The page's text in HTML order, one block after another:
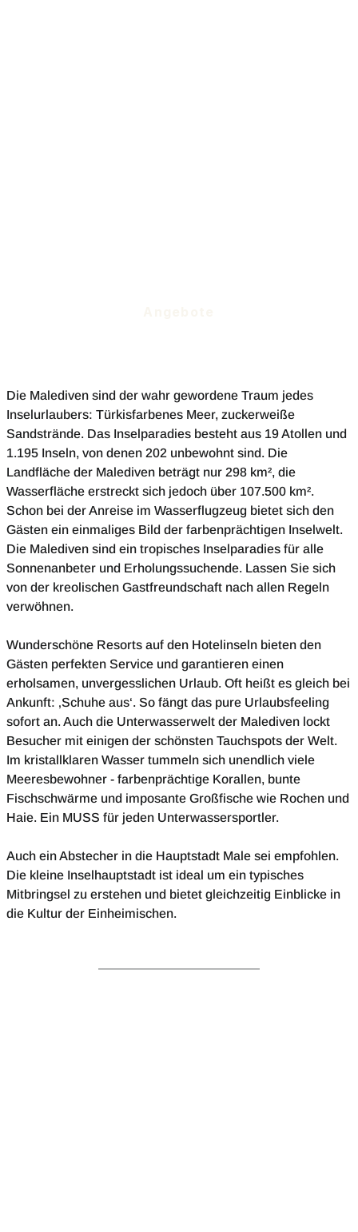
Die Malediven sind der wahr gewordene Traum jedes
Inselurlaubers: Türkisfarbenes Meer, zuckerweiße
Sandstrände. Das Inselparadies besteht aus 19 Atollen und
1.195 Inseln, von denen 202 unbewohnt sind. Die
Landfläche der Malediven beträgt nur 298 km², die
Wasserfläche erstreckt sich jedoch über 107.500 km².
Schon bei der Anreise im Wasserflugzeug bietet sich den
Gästen ein einmaliges Bild der farbenprächtigen Inselwelt.
Die Malediven sind ein tropisches Inselparadies für alle
Sonnenanbeter und Erholungssuchende. Lassen Sie sich
von der kreolischen Gastfreundschaft nach allen Regeln
verwöhnen.
Wunderschöne Resorts auf den Hotelinseln bieten den
Gästen perfekten Service und garantieren einen
erholsamen, unvergesslichen Urlaub. Oft heißt es gleich bei
Ankunft: ‚Schuhe aus‘. So fängt das pure Urlaubsfeeling
sofort an. Auch die Unterwasserwelt der Malediven lockt
Besucher mit einigen der schönsten Tauchspots der Welt.
Im kristallklaren Wasser tummeln sich unendlich viele
Meeresbewohner - farbenprächtige Korallen, bunte
Fischschwärme und imposante Großfische wie Rochen und
Haie. Ein MUSS für jeden Unterwassersportler.
Auch ein Abstecher in die Hauptstadt Male sei empfohlen.
Die kleine Inselhauptstadt ist ideal um ein typisches
Mitbringsel zu erstehen und bietet gleichzeitig Einblicke in
die Kultur der Einheimischen.